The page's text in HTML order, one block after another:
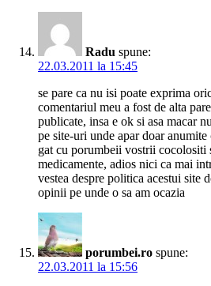
Radu spune:
22.03.2011 la 15:45
se pare ca nu isi poate exprima
comentariul meu a fost de alta
publicate, insa e ok si asa macar
pe site-uri unde apar doar
gat cu porumbeii vostrii
medicamente, adios nici ca mai
vestea despre politica acestui site
opinii pe unde o sa am ocazia
porumbei.ro spune:
22.03.2011 la 15:56